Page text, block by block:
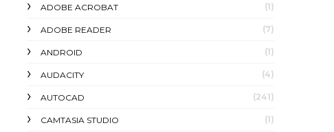
ADOBE ACROBAT (1)
ADOBE READER (7)
ANDROID (1)
AUDACITY (4)
AUTOCAD (241)
CAMTASIA STUDIO (1)